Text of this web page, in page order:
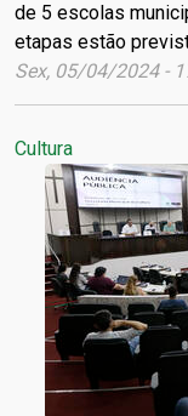
de 5 escolas
etapas estão
Sex, 05/04/2024 -
Cultura